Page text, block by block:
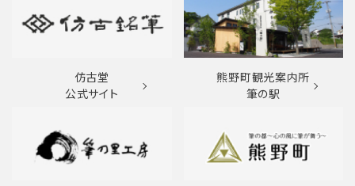
仿古堂
公式サイト
熊野町観光案内所
筆の駅